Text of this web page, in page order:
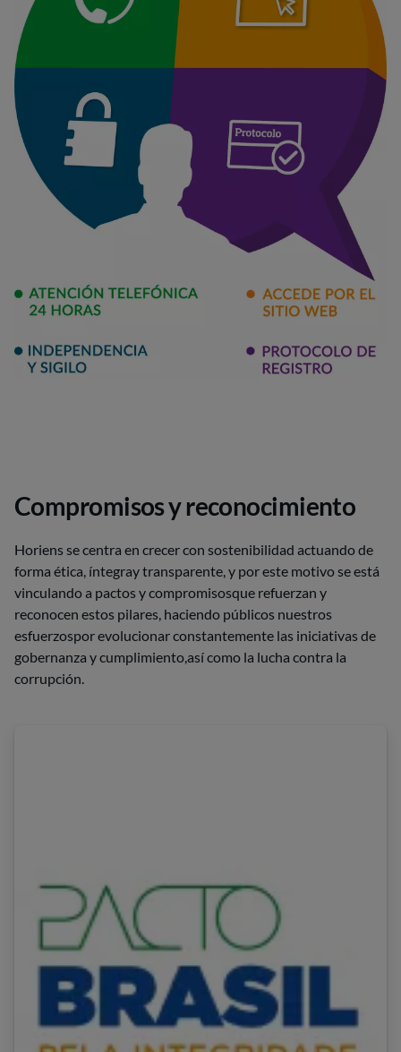
Compromisos y reconocimiento
Horiens se centra en crecer con sostenibilidad actuando de
forma ética, íntegray transparente, y por este motivo se está
vinculando a pactos y compromisosque refuerzan y
reconocen estos pilares, haciendo públicos nuestros
esfuerzospor evolucionar constantemente las iniciativas de
gobernanza y cumplimiento,así como la lucha contra la
corrupción.